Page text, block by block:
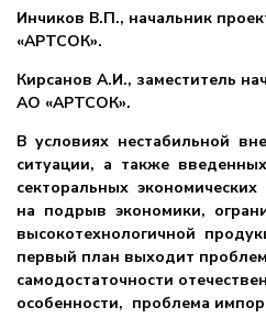
Инчиков В.П., начальник
«АРТСОК».
Кирсанов А.И., заместитель
АО «АРТСОК».
В условиях нестабильной
ситуации, а также
секторальных эко
на подрыв экономики,
высокотехнологичной
первый план выходит
самодостаточности
особенности, проблема